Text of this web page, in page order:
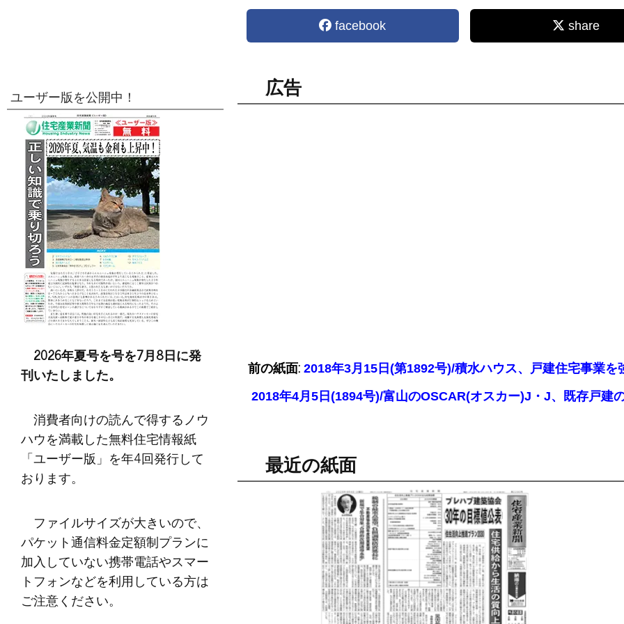
facebook share
広告
前の紙面: 2018年3月15日(第1892号)/積水ハウス、戸建住宅事業
2018年4月5日(1894号)/富山のOSCAR(オスカー)J・J、既存戸建
最近の紙面
ユーザー版を公開中！
2026年夏号を号を7月8日に発
刊いたしました。
消費者向けの読んで得するノウ
ハウを満載した無料住宅情報紙
「ユーザー版」を年4回発行して
おります。
ファイルサイズが大きいので、
パケット通信料金定額制プランに
加入していない携帯電話やスマー
トフォンなどを利用している方は
ご注意ください。